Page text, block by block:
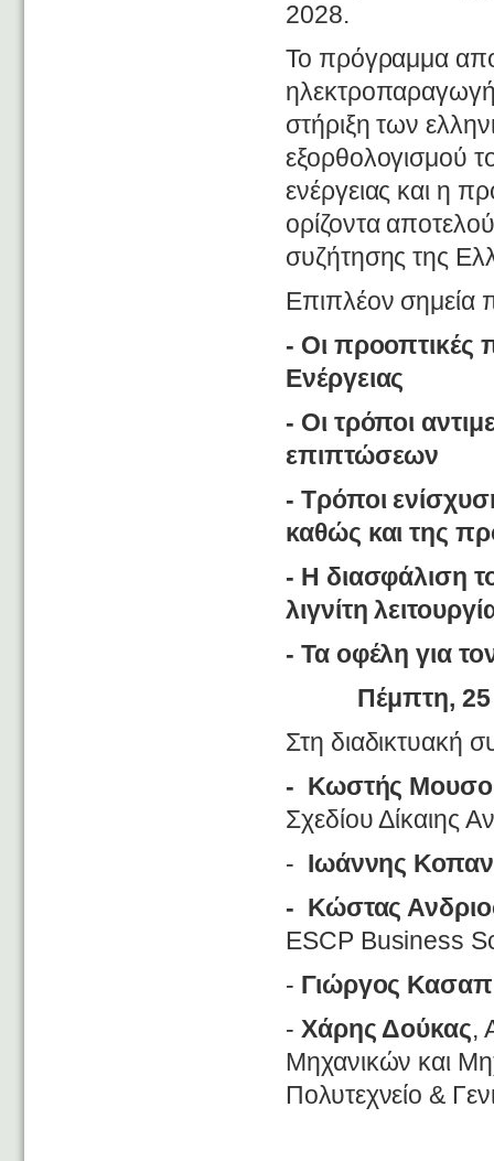
2028.
Το πρόγραμμα
στήριξη των
εξορθολογισμού
ενέργειας και η
ορίζοντα
συζήτησης της
Επιπλέον σημεία
- Οι προοπτικές
Ενέργειας
- Οι τρόποι
επιπτώσεων
- Τρόποι
καθώς και της
- Η διασφάλιση
λιγνίτη
- Τα οφέλη για
Πέμπτη, 25
Στη διαδικτυακή
- Κωστής
Σχεδίου Δίκαιης
- Ιωάννης
- Κώστας
ESCP Business
- Γιώργος
- Χάρης Δούκας,
Μηχανικών και
Πολυτεχνείο &